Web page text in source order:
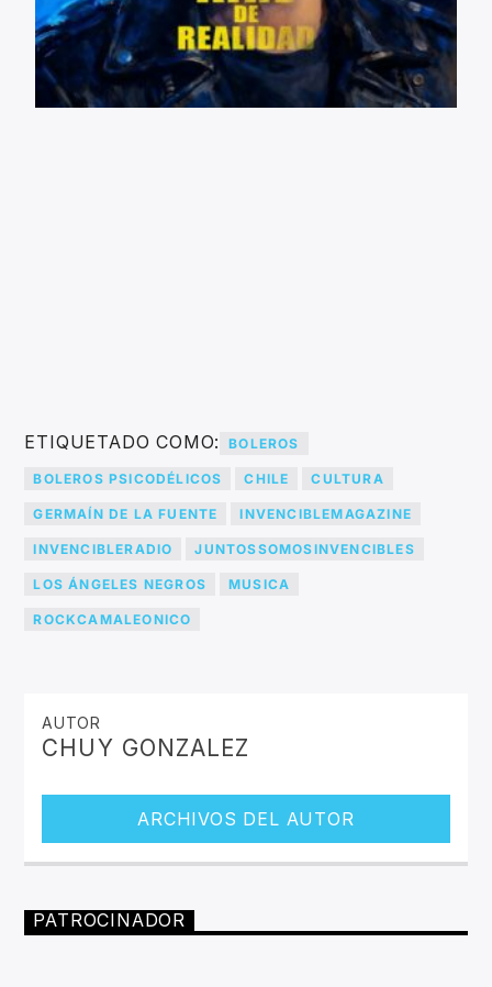
ETIQUETADO COMO: BOLEROS
BOLEROS PSICODÉLICOS CHILE CULTURA
GERMAÍN DE LA FUENTE INVENCIBLEMAGAZINE
INVENCIBLERADIO JUNTOSSOMOSINVENCIBLES
LOS ÁNGELES NEGROS MUSICA
ROCKCAMALEONICO
AUTOR
CHUY GONZALEZ
ARCHIVOS DEL AUTOR
PATROCINADOR